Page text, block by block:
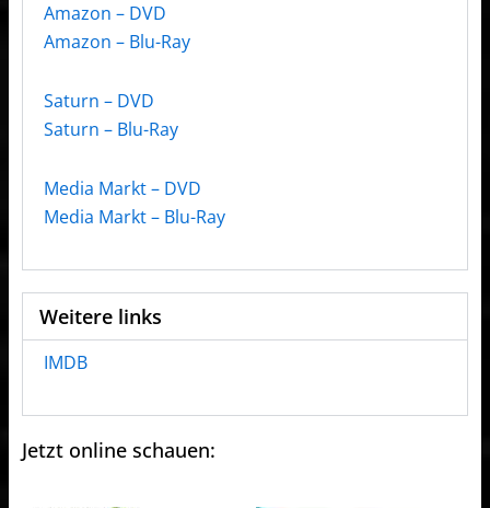
Amazon – DVD
Amazon – Blu-Ray
Saturn – DVD
Saturn – Blu-Ray
Media Markt – DVD
Media Markt – Blu-Ray
Weitere links
IMDB
Jetzt online schauen: